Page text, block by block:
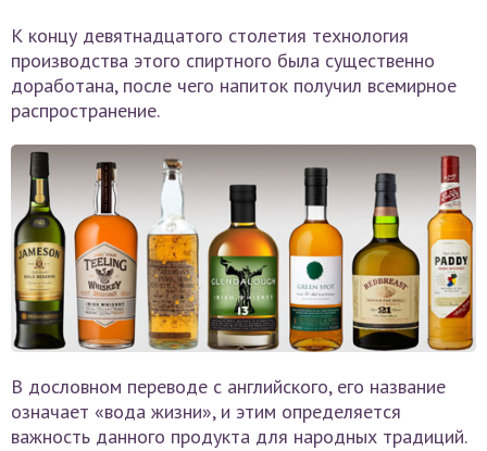
К концу девятнадцатого столетия технология
производства этого спиртного была существенно
доработана, после чего напиток получил всемирное
распространение.
В дословном переводе с английского, его название
означает «вода жизни», и этим определяется
важность данного продукта для народных традиций.